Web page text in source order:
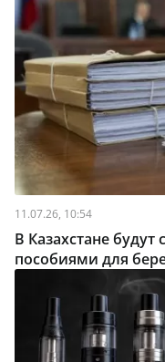
11.07.26, 10:54
В Казахстане
пособиями для